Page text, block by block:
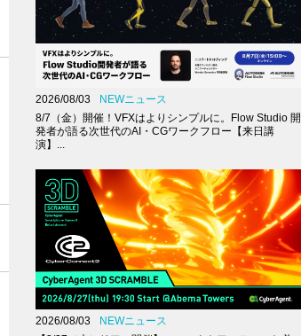
2026/08/03
NEWニュース
8/7（金）開催！VFXはよりシンプルに。Flow Studio 開
発者が語る次世代のAI・CGワークフロー【来日講
演】...
2026/08/03
NEWニュース